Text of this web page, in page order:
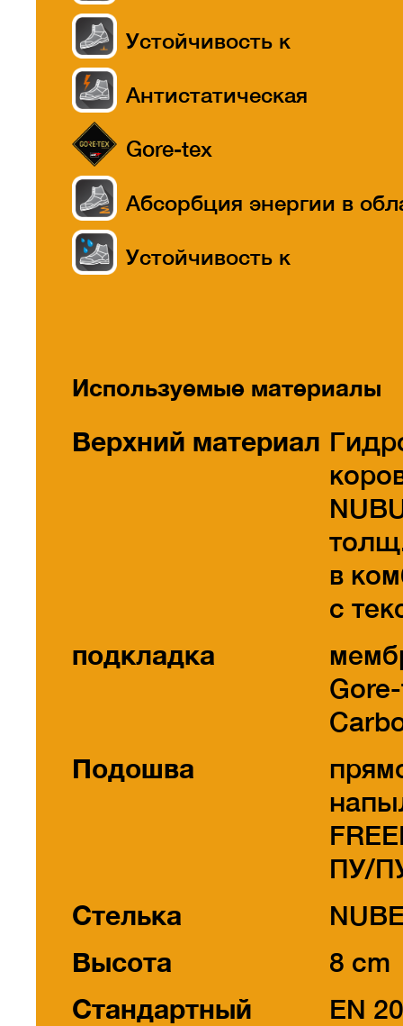
Устойчивость к
Антистатическая
Gore-tex
Абсорбция энергии в
Устойчивость к
Используемые материалы
Верхний материал
в
с
подкладка
Подошва
ПУ/
Стелька
Высота
8 cm
Стандартный
EN